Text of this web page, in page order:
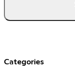
Categories